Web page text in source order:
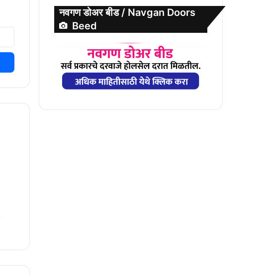
नवगण डोअर बीड / Navgan Doors
Beed